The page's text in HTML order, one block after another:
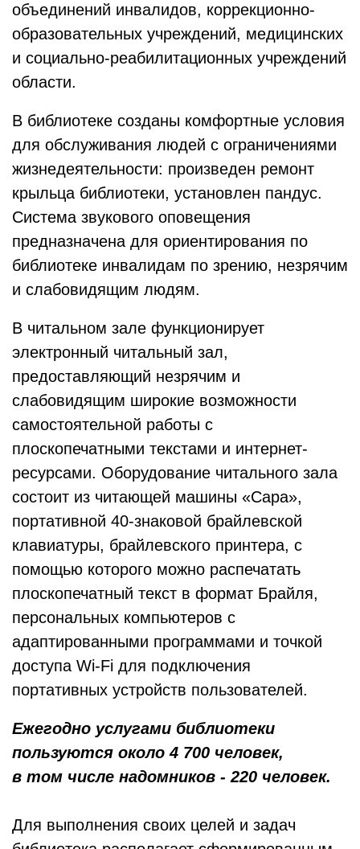
объединений инвалидов, коррекционно-
образовательных учреждений, медицинских
и социально-реабилитационных учреждений
области.
В библиотеке созданы комфортные условия
для обслуживания людей с ограничениями
жизнедеятельности: произведен ремонт
крыльца библиотеки, установлен пандус.
Система звукового оповещения
предназначена для ориентирования по
библиотеке инвалидам по зрению, незрячим
и слабовидящим людям.
В читальном зале функционирует
электронный читальный зал,
предоставляющий незрячим и
слабовидящим широкие возможности
самостоятельной работы с
плоскопечатными текстами и интернет-
ресурсами. Оборудование читального зала
состоит из читающей машины «Сара»,
портативной 40-знаковой брайлевской
клавиатуры, брайлевского принтера, с
помощью которого можно распечатать
плоскопечатный текст в формат Брайля,
персональных компьютеров с
адаптированными программами и точкой
доступа Wi-Fi для подключения
портативных устройств пользователей.
Ежегодно услугами библиотеки
пользуются около 4 700 человек,
в том числе надомников - 220 человек.
Для выполнения своих целей и задач